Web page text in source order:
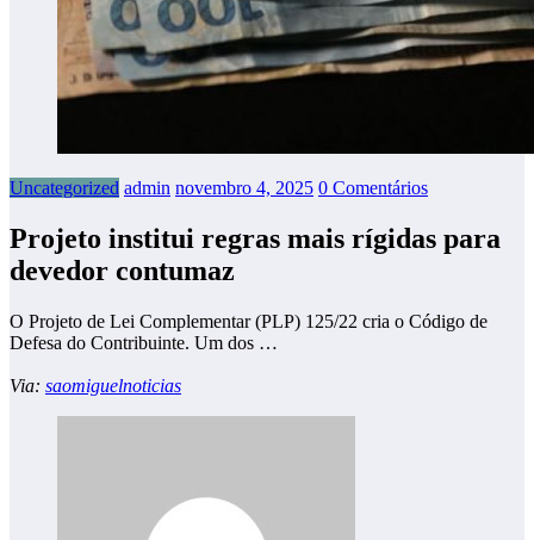
Uncategorized admin novembro 4, 2025 0 Comentários
Projeto institui regras mais rígidas para
devedor contumaz
O Projeto de Lei Complementar (PLP) 125/22 cria o Código de
Defesa do Contribuinte. Um dos …
Via: saomiguelnoticias